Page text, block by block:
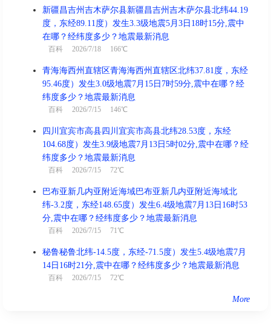
新疆昌吉州吉木萨尔县新疆昌吉州吉木萨尔县北纬44.19
度，东经89.11度）发生3.3级地震5月3日18时15分,震中
在哪？经纬度多少？地震最新消息
百科 2026/7/18 166℃
青海海西州直辖区青海海西州直辖区北纬37.81度，东经
95.46度）发生3.0级地震7月15日7时59分,震中在哪？经
纬度多少？地震最新消息
百科 2026/7/15 146℃
四川宜宾市高县四川宜宾市高县北纬28.53度，东经
104.68度）发生3.9级地震7月13日5时02分,震中在哪？经
纬度多少？地震最新消息
百科 2026/7/15 72℃
巴布亚新几内亚附近海域巴布亚新几内亚附近海域北
纬-3.2度，东经148.65度）发生6.4级地震7月13日16时53
分,震中在哪？经纬度多少？地震最新消息
百科 2026/7/15 71℃
秘鲁秘鲁北纬-14.5度，东经-71.5度）发生5.4级地震7月
14日16时21分,震中在哪？经纬度多少？地震最新消息
百科 2026/7/15 72℃
More